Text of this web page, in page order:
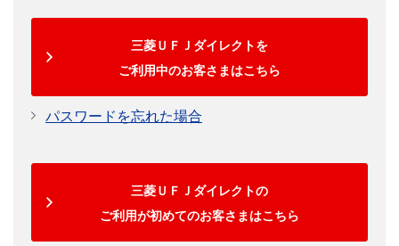
三菱ＵＦＪダイレクトを
ご利用中のお客さまはこちら
パスワードを忘れた場合
三菱ＵＦＪダイレクトの
ご利用が初めてのお客さまはこちら